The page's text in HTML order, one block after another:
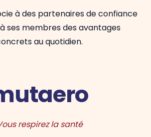
à des partenaires de confiance
ses membres des avantages
au quotidien.
respirez la santé